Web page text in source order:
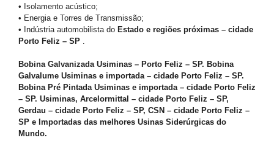
• Isolamento acústico;
• Energia e Torres de Transmissão;
• Indústria automobilista do Estado e regiões próximas – cidade
Porto Feliz – SP
Bobina Galvanizada Usiminas – Porto Feliz – SP. Bobina
Galvalume Usiminas e importada – cidade Porto Feliz – SP.
Bobina Pré Pintada Usiminas e importada – cidade Porto Feliz
– SP. Usiminas, Arcelormittal – cidade Porto Feliz – SP,
Gerdau – cidade Porto Feliz – SP, CSN – cidade Porto Feliz –
SP e Importadas das melhores Usinas Siderúrgicas do
Mundo.